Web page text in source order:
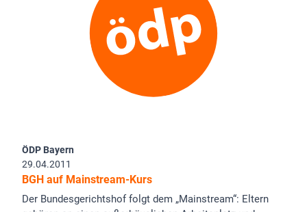
ÖDP Bayern
29.04.2011
BGH auf Mainstream-Kurs
Der Bundesgerichtshof folgt dem „Mainstream“: Eltern